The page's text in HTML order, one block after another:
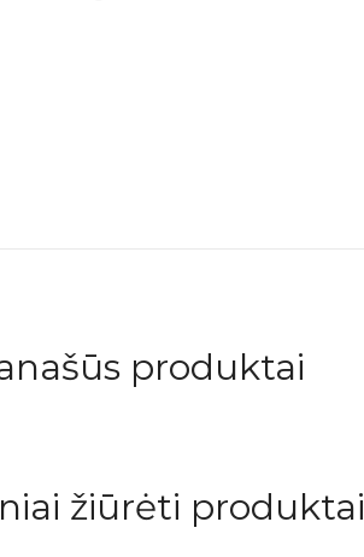
produktai
žiūrėti produktai